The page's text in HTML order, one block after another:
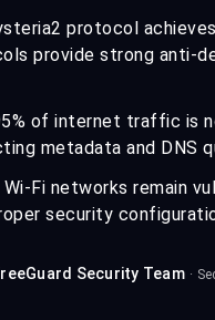
protocol
provide strong anti-
of internet traffic is
metadata and DNS
Wi-Fi networks remain
security
Security Team ·